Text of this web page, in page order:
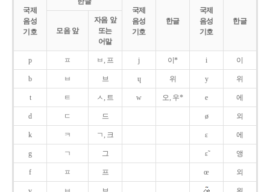
국제
음성
기호
국제
음성
기호
한글
국제
음성
기호
한글
모음 앞
자음 앞
또는
어말
p ㅍ ㅂ, 프 j 이* i 이
b ㅂ 브 ɥ 위 y 위
t ㅌ ㅅ, 트 w 오, 우* e 에
d ㄷ 드 ø 외
k ㅋ ㄱ, 크 ɛ 에
g ㄱ 그 ɛ̃ 앵
f ㅍ 프 œ 외